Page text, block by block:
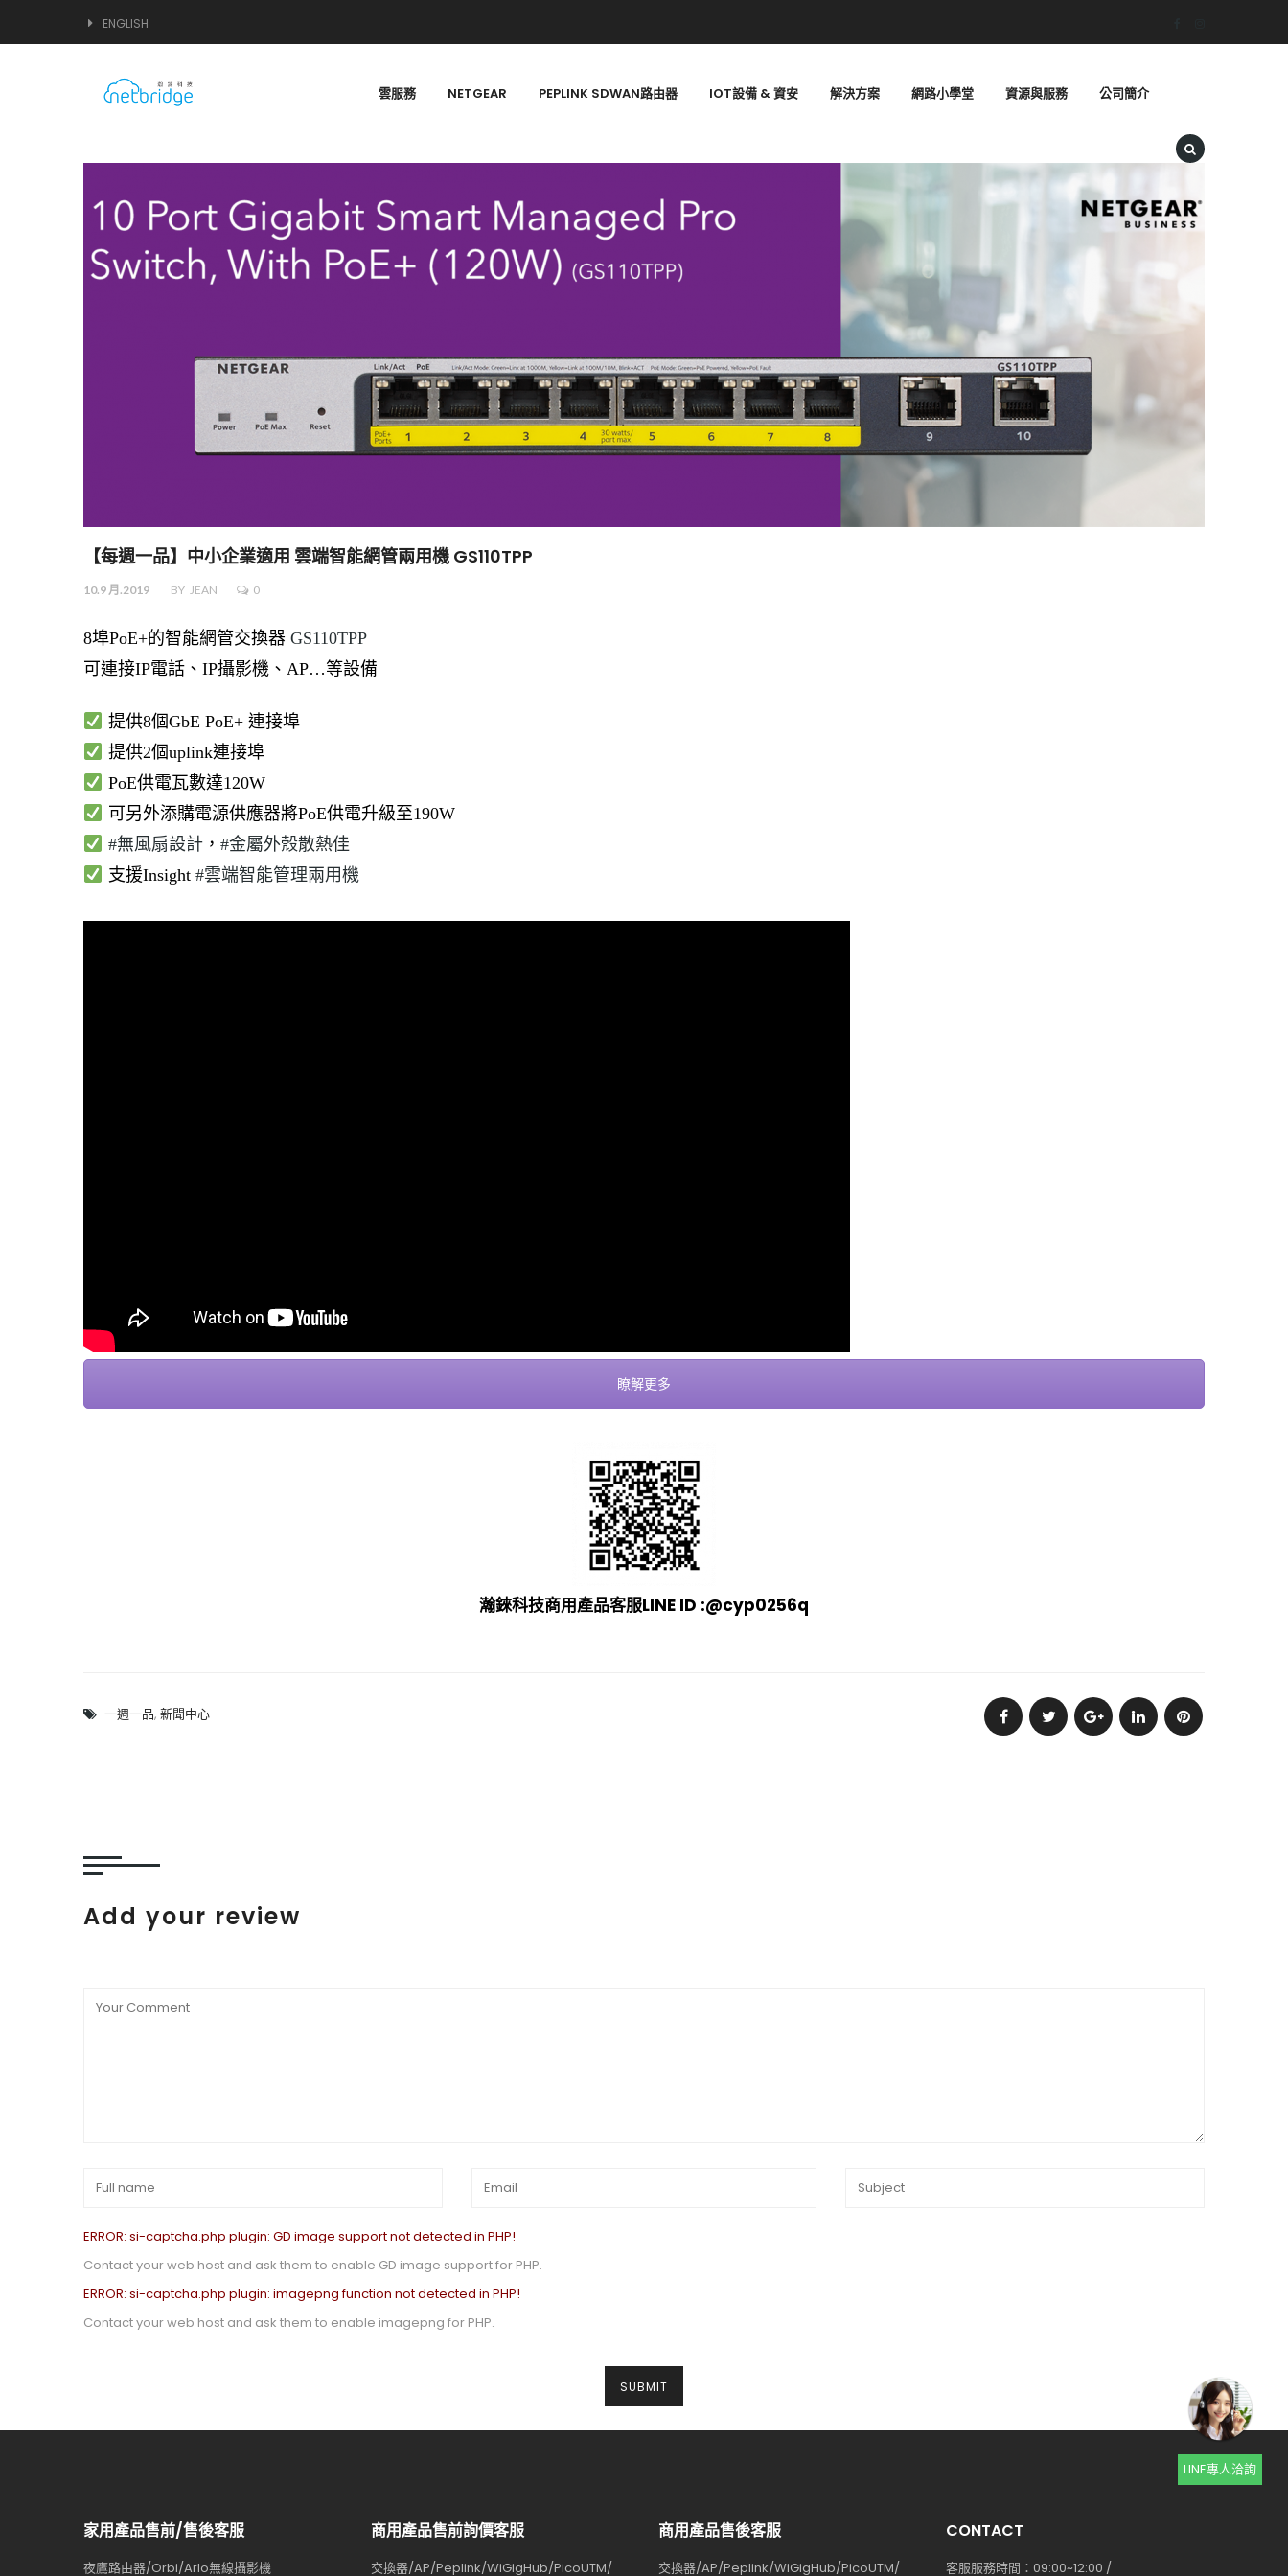
ENGLISH
雲服務 NETGEAR PEPLINK SDWAN路由器 IOT設備 & 資安 解決方案 網路小學堂 資源與服務 公司簡介
【每週一品】中小企業適用 雲端智能網管兩用機 GS110TPP
10.9 月.2019 BY JEAN 0
8埠PoE+的智能網管交換器 GS110TPP
可連接IP電話、IP攝影機、AP…等設備
提供8個GbE PoE+ 連接埠
提供2個uplink連接埠
PoE供電瓦數達120W
可另外添購電源供應器將PoE供電升級至190W
#無風扇設計， #金屬外殼散熱佳
支援Insight #雲端智能管理兩用機
瞭解更多
瀚錸科技商用產品客服LINE ID :@cyp0256q
一週一品, 新聞中心
Add your review
ERROR: si-captcha.php plugin: GD image support not detected in PHP!
Contact your web host and ask them to enable GD image support for PHP.
ERROR: si-captcha.php plugin: imagepng function not detected in PHP!
Contact your web host and ask them to enable imagepng for PHP.
家用產品售前/售後客服
夜鷹路由器/Orbi/Arlo無線攝影機
商用產品售前詢價客服
交換器/AP/Peplink/WiGigHub/PicoUTM/
商用產品售後客服
交換器/AP/Peplink/WiGigHub/PicoUTM/
CONTACT
客服服務時間：09:00~12:00 /
LINE專人洽詢